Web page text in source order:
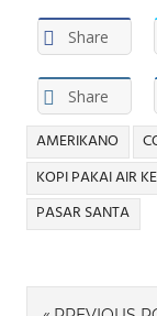
Share
Share
AMERIKANO
KOPI PAKAI AIR
PASAR SANTA